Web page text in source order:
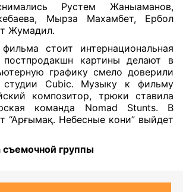
Рустем Жаныаманов,
Мырза Махамбет, Ербол
Жумадил.
стоит интернациональная
постпродакшн картины делают в
графику смело доверили
студии Cubic. Музыку к фильму
композитор, трюки ставила
команда Nomad Stunts. В
“Арғымақ. Небесные кони” выйдет
съемочной группы